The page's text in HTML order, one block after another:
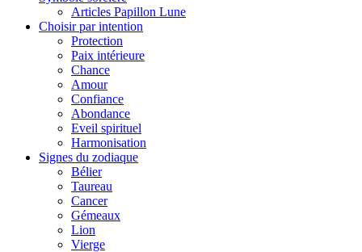
Articles Papillon Lune
Choisir par intention
Protection
Paix intérieure
Chance
Amour
Confiance
Abondance
Eveil spirituel
Harmonisation
Signes du zodiaque
Bélier
Taureau
Cancer
Gémeaux
Lion
Vierge